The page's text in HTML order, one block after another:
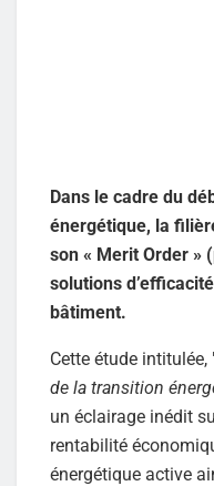
Dans le cadre du
énergétique, la
son « Merit Order »
solutions
bâtiment.
Cette étude intitulée,
de la transition
un éclairage inédit
rentabilité
énergétique active